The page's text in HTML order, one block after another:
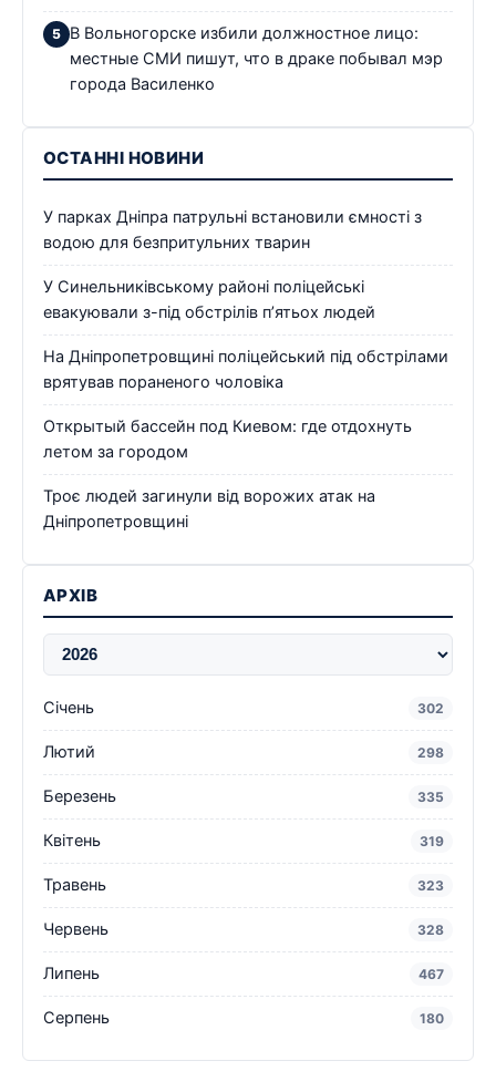
В Вольногорске избили должностное лицо:
местные СМИ пишут, что в драке побывал мэр
города Василенко
ОСТАННІ НОВИНИ
У парках Дніпра патрульні встановили ємності з
водою для безпритульних тварин
У Синельниківському районі поліцейські
евакуювали з-під обстрілів п’ятьох людей
На Дніпропетровщині поліцейський під обстрілами
врятував пораненого чоловіка
Открытый бассейн под Киевом: где отдохнуть
летом за городом
Троє людей загинули від ворожих атак на
Дніпропетровщині
АРХІВ
Січень 302
Лютий 298
Березень 335
Квітень 319
Травень 323
Червень 328
Липень 467
Серпень 180